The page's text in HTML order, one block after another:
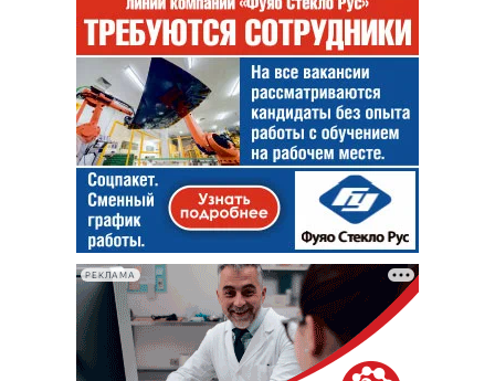
РЕКЛАМА